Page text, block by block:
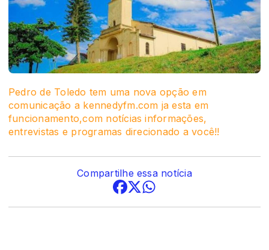
Pedro de Toledo tem uma nova opção em
comunicação a kennedyfm.com ja esta em
funcionamento,com notícias informações,
entrevistas e programas direcionado a você!!
Compartilhe essa notícia